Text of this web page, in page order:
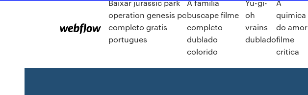
Baixar jurassic park
operation genesis pc
completo gratis
portugues
A familia
buscape filme
completo
dublado
colorido
Yu-gi-
oh
vrains
dublado
A
quimica
do amor
filme
critica